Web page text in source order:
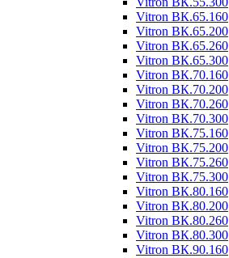
Vitron ВК.65.160
Vitron ВК.65.200
Vitron ВК.65.260
Vitron ВК.65.300
Vitron ВК.70.160
Vitron ВК.70.200
Vitron ВК.70.260
Vitron ВК.70.300
Vitron ВК.75.160
Vitron ВК.75.200
Vitron ВК.75.260
Vitron ВК.75.300
Vitron ВК.80.160
Vitron ВК.80.200
Vitron ВК.80.260
Vitron ВК.80.300
Vitron ВК.90.160